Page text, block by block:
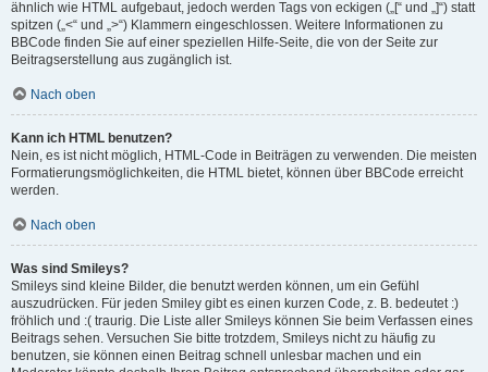
ähnlich wie HTML aufgebaut, jedoch werden Tags von eckigen („[“ und „]“) statt
spitzen („<“ und „>“) Klammern eingeschlossen. Weitere Informationen zu
BBCode finden Sie auf einer speziellen Hilfe-Seite, die von der Seite zur
Beitragserstellung aus zugänglich ist.
Nach oben
Kann ich HTML benutzen?
Nein, es ist nicht möglich, HTML-Code in Beiträgen zu verwenden. Die meisten
Formatierungsmöglichkeiten, die HTML bietet, können über BBCode erreicht
werden.
Nach oben
Was sind Smileys?
Smileys sind kleine Bilder, die benutzt werden können, um ein Gefühl
auszudrücken. Für jeden Smiley gibt es einen kurzen Code, z. B. bedeutet :)
fröhlich und :( traurig. Die Liste aller Smileys können Sie beim Verfassen eines
Beitrags sehen. Versuchen Sie bitte trotzdem, Smileys nicht zu häufig zu
benutzen, sie können einen Beitrag schnell unlesbar machen und ein